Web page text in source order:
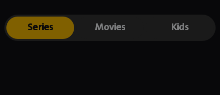
Series Movies Kids